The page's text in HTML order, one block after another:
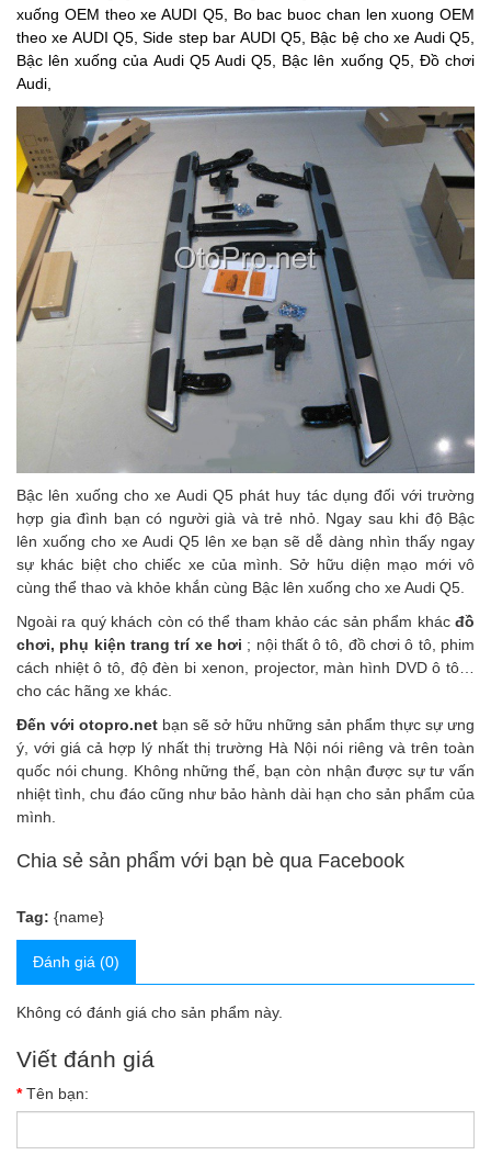
xuống OEM theo xe AUDI Q5, Bo bac buoc chan len xuong OEM
theo xe AUDI Q5, Side step bar AUDI Q5, Bậc bệ cho xe Audi Q5,
Bậc lên xuống của Audi Q5 Audi Q5, Bậc lên xuống Q5, Đồ chơi
Audi,
Bậc lên xuống cho xe Audi Q5phát huy tác dụng đối với trường
hợp gia đình bạn có người già và trẻ nhỏ. Ngay sau khi độ Bậc
lên xuống cho xe Audi Q5lên xe bạn sẽ dễ dàng nhìn thấy ngay
sự khác biệt cho chiếc xe của mình. Sở hữu diện mạo mới vô
cùng thể thao và khỏe khắn cùng Bậc lên xuống cho xe Audi Q5.
Ngoài ra quý khách còn có thể tham khảo các sản phẩm khácđồ
chơi, phụ kiện trang trí xe hơi ; nội thất ô tô, đồ chơi ô tô, phim
cách nhiệt ô tô, độ đèn bi xenon, projector, màn hình DVD ô tô…
cho các hãng xe khác.
Đến với otopro.net bạn sẽ sở hữu những sản phẩm thực sự ưng
ý, với giá cả hợp lý nhất thị trường Hà Nội nói riêng và trên toàn
quốc nói chung. Không những thế, bạn còn nhận được sự tư vấn
nhiệt tình, chu đáo cũng như bảo hành dài hạn cho sản phẩm của
mình.
Chia sẻ sản phẩm với bạn bè qua Facebook
Tag: {name}
Đánh giá (0)
Không có đánh giá cho sản phẩm này.
Viết đánh giá
Tên bạn: